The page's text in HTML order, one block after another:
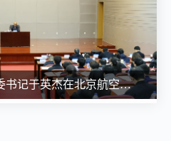
北京市委常委、教育工委书记于英杰在北京航空航天大学宣讲党的二十届四中全会精神